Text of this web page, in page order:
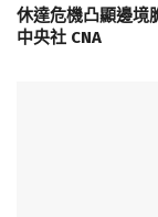
休達危機凸顯邊
中央社 CNA